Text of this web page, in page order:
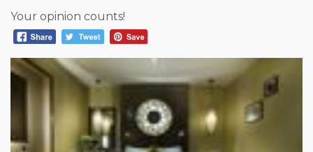
Your opinion counts!